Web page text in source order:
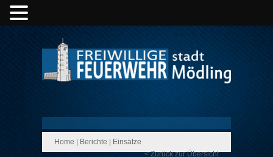
Home Berichte
Einsätze
< Zurück zur Übersicht